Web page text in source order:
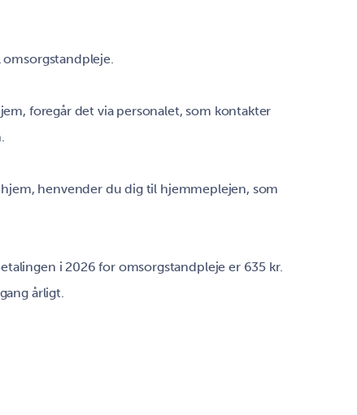
omsorgstandpleje.
foregår det via personalet, som kontakter
henvender du dig til hjemmeplejen, som
i 2026 for omsorgstandpleje er 635 kr.
årligt.